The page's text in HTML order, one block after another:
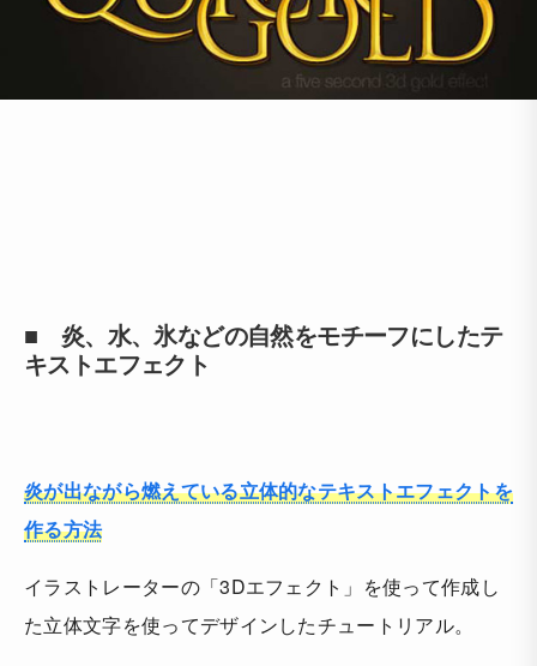
■ 炎、水、氷などの自然をモチーフにしたテ
キストエフェクト
炎が出ながら燃えている立体的なテキストエフェクトを
作る方法
イラストレーターの「3Dエフェクト」を使って作成し
た立体文字を使ってデザインしたチュートリアル。